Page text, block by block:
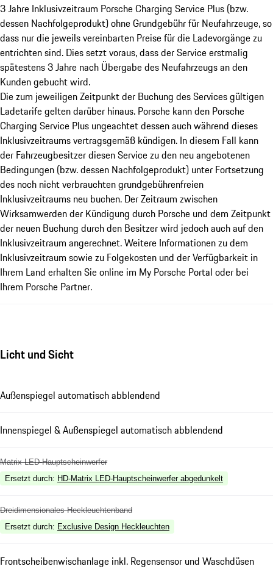
3 Jahre Inklusivzeitraum Porsche Charging Service Plus (bzw.
dessen Nachfolgeprodukt) ohne Grundgebühr für Neufahrzeuge, so
dass nur die jeweils vereinbarten Preise für die Ladevorgänge zu
entrichten sind. Dies setzt voraus, dass der Service erstmalig
spätestens 3 Jahre nach Übergabe des Neufahrzeugs an den
Kunden gebucht wird.
Die zum jeweiligen Zeitpunkt der Buchung des Services gültigen
Ladetarife gelten darüber hinaus. Porsche kann den Porsche
Charging Service Plus ungeachtet dessen auch während dieses
Inklusivzeitraums vertragsgemäß kündigen. In diesem Fall kann
der Fahrzeugbesitzer diesen Service zu den neu angebotenen
Bedingungen (bzw. dessen Nachfolgeprodukt) unter Fortsetzung
des noch nicht verbrauchten grundgebührenfreien
Inklusivzeitraums neu buchen. Der Zeitraum zwischen
Wirksamwerden der Kündigung durch Porsche und dem Zeitpunkt
der neuen Buchung durch den Besitzer wird jedoch auch auf den
Inklusivzeitraum angerechnet. Weitere Informationen zu dem
Inklusivzeitraum sowie zu Folgekosten und der Verfügbarkeit in
Ihrem Land erhalten Sie online im My Porsche Portal oder bei
Ihrem Porsche Partner.
Licht und Sicht
Außenspiegel automatisch abblendend
Innenspiegel & Außenspiegel automatisch abblendend
Matrix LED-Hauptscheinwerfer
Ersetzt durch: HD-Matrix LED-Hauptscheinwerfer abgedunkelt
Dreidimensionales Heckleuchtenband
Ersetzt durch: Exclusive Design Heckleuchten
Frontscheibenwischanlage inkl. Regensensor und Waschdüsen